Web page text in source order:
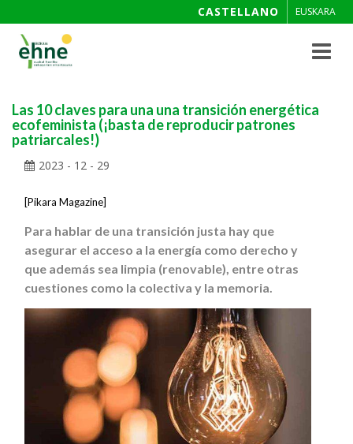
CASTELLANO EUSKARA
Toggle
Las 10 claves para una una transición energética
ecofeminista (¡basta de reproducir patrones
patriarcales!)
2023 - 12 - 29
[Pikara Magazine]
Para hablar de una transición justa hay que
asegurar el acceso a la energía como derecho y
que además sea limpia (renovable), entre otras
cuestiones como la colectiva y la memoria.